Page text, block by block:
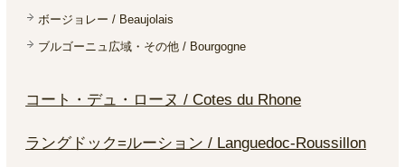
ボージョレー / Beaujolais
ブルゴーニュ広域・その他 / Bourgogne
コート・デュ・ローヌ / Cotes du Rhone
ラングドック=ルーション / Languedoc-Roussillon